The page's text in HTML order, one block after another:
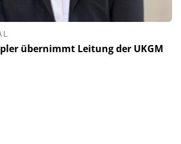
übernimmt Leitung der UKGM